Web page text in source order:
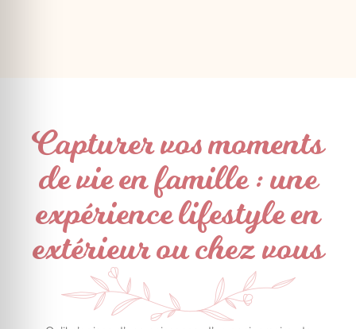
Capturer vos moments
de vie en famille : une
expérience lifestyle en
extérieur ou chez vous